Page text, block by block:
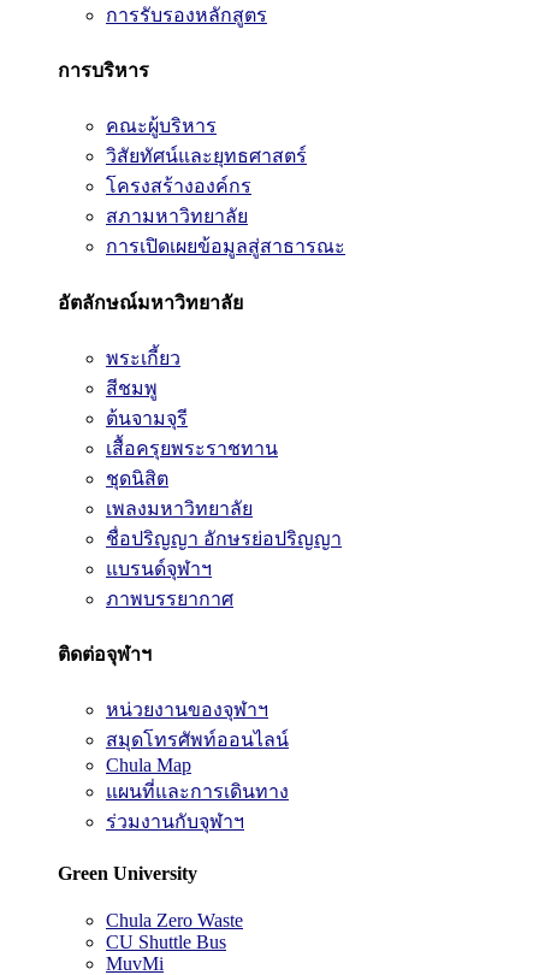
การรับรองหลักสูตร
การบริหาร
คณะผู้บริหาร
วิสัยทัศน์และยุทธศาสตร์
โครงสร้างองค์กร
สภามหาวิทยาลัย
การเปิดเผยข้อมูลสู่สาธารณะ
อัตลักษณ์มหาวิทยาลัย
พระเกี้ยว
สีชมพู
ต้นจามจุรี
เสื้อครุยพระราชทาน
ชุดนิสิต
เพลงมหาวิทยาลัย
ชื่อปริญญา อักษรย่อปริญญา
แบรนด์จุฬาฯ
ภาพบรรยากาศ
ติดต่อจุฬาฯ
หน่วยงานของจุฬาฯ
สมุดโทรศัพท์ออนไลน์
Chula Map
แผนที่และการเดินทาง
ร่วมงานกับจุฬาฯ
Green University
Chula Zero Waste
CU Shuttle Bus
MuvMi